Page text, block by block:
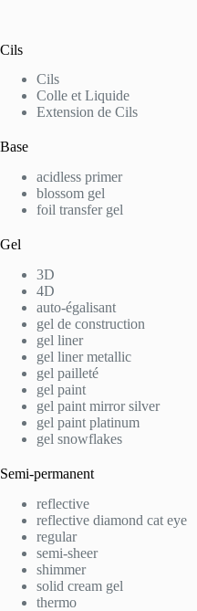
Cils
Cils
Colle et Liquide
Extension de Cils
Base
acidless primer
blossom gel
foil transfer gel
Gel
3D
4D
auto-égalisant
gel de construction
gel liner
gel liner metallic
gel pailleté
gel paint
gel paint mirror silver
gel paint platinum
gel snowflakes
Semi-permanent
reflective
reflective diamond cat eye
regular
semi-sheer
shimmer
solid cream gel
thermo